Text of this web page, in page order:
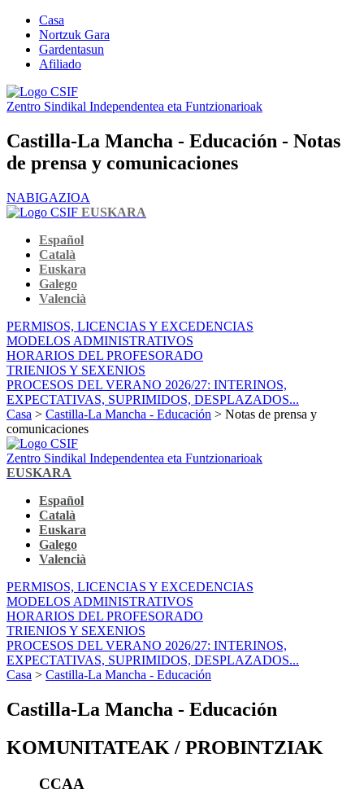
Casa
Nortzuk Gara
Gardentasun
Afiliado
Zentro Sindikal Independentea eta Funtzionarioak
Castilla-La Mancha - Educación - Notas
de prensa y comunicaciones
NABIGAZIOA
EUSKARA
Español
Català
Euskara
Galego
Valencià
PERMISOS, LICENCIAS Y EXCEDENCIAS
MODELOS ADMINISTRATIVOS
HORARIOS DEL PROFESORADO
TRIENIOS Y SEXENIOS
PROCESOS DEL VERANO 2026/27: INTERINOS,
EXPECTATIVAS, SUPRIMIDOS, DESPLAZADOS...
Casa > Castilla-La Mancha - Educación > Notas de prensa y
comunicaciones
Zentro Sindikal Independentea eta Funtzionarioak
EUSKARA
Español
Català
Euskara
Galego
Valencià
PERMISOS, LICENCIAS Y EXCEDENCIAS
MODELOS ADMINISTRATIVOS
HORARIOS DEL PROFESORADO
TRIENIOS Y SEXENIOS
PROCESOS DEL VERANO 2026/27: INTERINOS,
EXPECTATIVAS, SUPRIMIDOS, DESPLAZADOS...
Casa > Castilla-La Mancha - Educación
Castilla-La Mancha - Educación
KOMUNITATEAK / PROBINTZIAK
CCAA